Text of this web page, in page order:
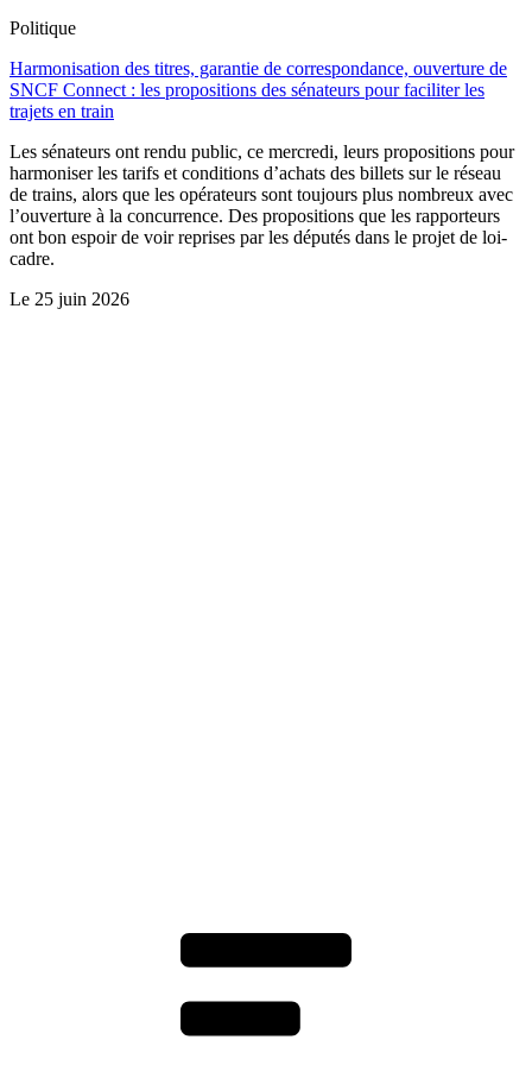
Politique
Harmonisation des titres, garantie de correspondance, ouverture de
SNCF Connect : les propositions des sénateurs pour faciliter les
trajets en train
Les sénateurs ont rendu public, ce mercredi, leurs propositions pour
harmoniser les tarifs et conditions d’achats des billets sur le réseau
de trains, alors que les opérateurs sont toujours plus nombreux avec
l’ouverture à la concurrence. Des propositions que les rapporteurs
ont bon espoir de voir reprises par les députés dans le projet de loi-
cadre.
Le 25 juin 2026